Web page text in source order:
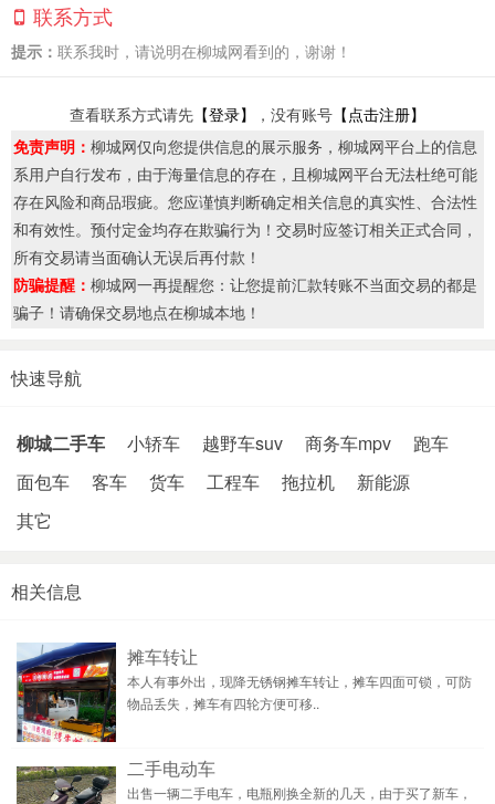
联系方式
提示： 联系我时，请说明在柳城网看到的，谢谢！
查看联系方式请先 【登录】 ，没有账号 【点击注册】
免责声明： 柳城网仅向您提供信息的展示服务，柳城网平台上的信息
系用户自行发布，由于海量信息的存在，且柳城网平台无法杜绝可能
存在风险和商品瑕疵。您应谨慎判断确定相关信息的真实性、合法性
和有效性。预付定金均存在欺骗行为！交易时应签订相关正式合同，
所有交易请当面确认无误后再付款！
防骗提醒： 柳城网一再提醒您：让您提前汇款转账不当面交易的都是
骗子！请确保交易地点在柳城本地！
快速导航
柳城二手车 小轿车 越野车suv 商务车mpv
跑车
面包车
客车 货车 工程车 拖拉机
新能源
其它
相关信息
摊车转让
本人有事外出，现降无锈钢摊车转让，摊车四面可锁，可防
物品丢失，摊车有四轮方便可移..
二手电动车
出售一辆二手电车，电瓶刚换全新的几天，由于买了新车，